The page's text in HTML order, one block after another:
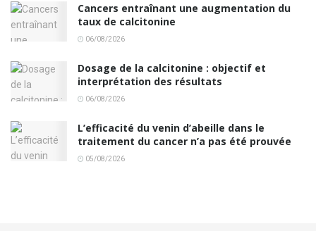
Cancers entraînant une augmentation du
taux de calcitonine
06/08/2026
Dosage de la calcitonine : objectif et
interprétation des résultats
06/08/2026
L’efficacité du venin d’abeille dans le
traitement du cancer n’a pas été prouvée
05/08/2026